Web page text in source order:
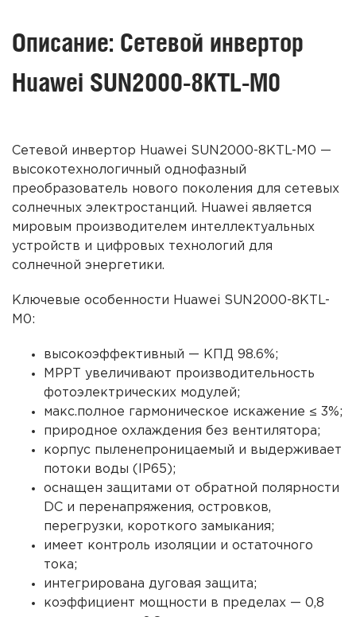
Описание: Сетевой инвертор
Huawei SUN2000-8KTL-M0
Сетевой инвертор Huawei SUN2000-8KTL-M0 —
высокотехнологичный однофазный
преобразователь нового поколения для сетевых
солнечных электростанций. Huawei является
мировым производителем интеллектуальных
устройств и цифровых технологий для
солнечной энергетики.
Ключевые особенности Huawei SUN2000-8KTL-
M0:
высокоэффективный — КПД 98.6%;
МРРТ увеличивают производительность
фотоэлектрических модулей;
макс.полное гармоническое искажение ≤ 3%;
природное охлаждения без вентилятора;
корпус пыленепроницаемый и выдерживает
потоки воды (IP65);
оснащен защитами от обратной полярности
DC и перенапряжения, островков,
перегрузки, короткого замыкания;
имеет контроль изоляции и остаточного
тока;
интегрирована дуговая защита;
коэффициент мощности в пределах — 0,8